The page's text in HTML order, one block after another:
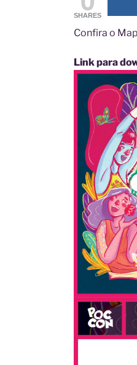
SHARES
Confira o
Link para